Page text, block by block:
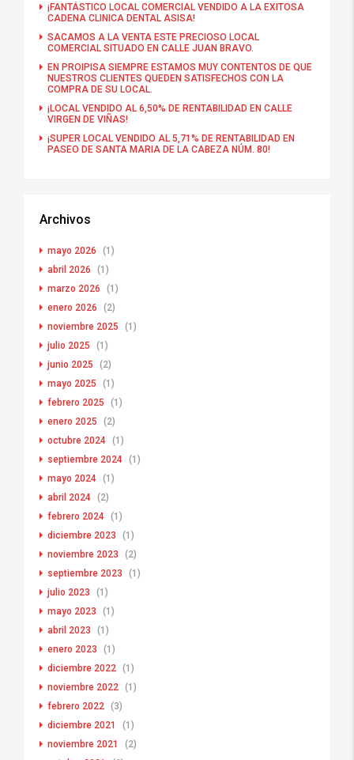
¡FANTÁSTICO LOCAL COMERCIAL VENDIDO A LA EXITOSA
CADENA CLINICA DENTAL ASISA!
SACAMOS A LA VENTA ESTE PRECIOSO LOCAL
COMERCIAL SITUADO EN CALLE JUAN BRAVO.
EN PROIPISA SIEMPRE ESTAMOS MUY CONTENTOS DE QUE
NUESTROS CLIENTES QUEDEN SATISFECHOS CON LA
COMPRA DE SU LOCAL.
¡LOCAL VENDIDO AL 6,50% DE RENTABILIDAD EN CALLE
VIRGEN DE VIÑAS!
¡SUPER LOCAL VENDIDO AL 5,71% DE RENTABILIDAD EN
PASEO DE SANTA MARIA DE LA CABEZA NÚM. 80!
Archivos
mayo 2026
(1)
abril 2026
(1)
marzo 2026
(1)
enero 2026
(2)
noviembre 2025
(1)
julio 2025
(1)
junio 2025
(2)
mayo 2025
(1)
febrero 2025
(1)
enero 2025
(2)
octubre 2024 (1)
septiembre 2024 (1)
mayo 2024 (1)
abril 2024 (2)
febrero 2024 (1)
diciembre 2023
(1)
noviembre 2023
(2)
septiembre 2023
(1)
julio 2023
(1)
mayo 2023
(1)
abril 2023
(1)
enero 2023
(1)
diciembre 2022 (1)
noviembre 2022 (1)
febrero 2022 (3)
diciembre 2021
(1)
noviembre 2021
(2)